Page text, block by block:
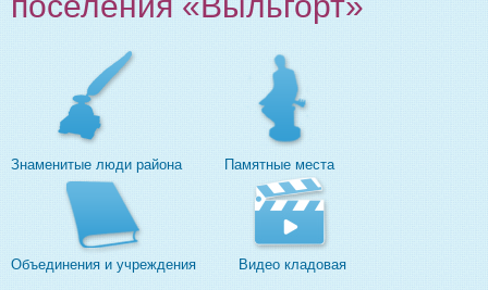
Знаменитые люди района Памятные места
Объединения и учреждения Видео кладовая